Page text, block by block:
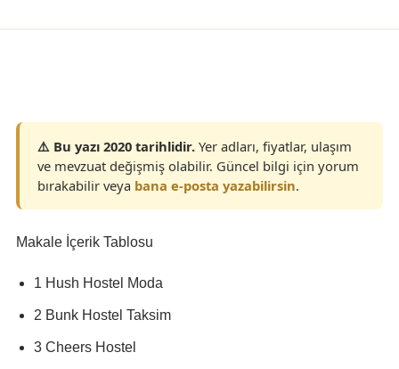
⚠️ Bu yazı 2020 tarihlidir. Yer adları, fiyatlar, ulaşım
ve mevzuat değişmiş olabilir. Güncel bilgi için yorum
bırakabilir veya bana e-posta yazabilirsin.
Makale İçerik Tablosu
1 Hush Hostel Moda
2 Bunk Hostel Taksim
3 Cheers Hostel